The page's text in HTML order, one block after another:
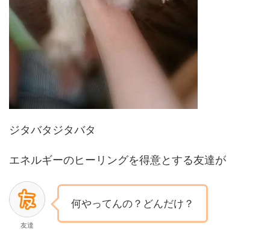
ジタバタジタバタ
エネルギーのヒーリングを得意とする友達が
友達
何やってんの？どんだけ？